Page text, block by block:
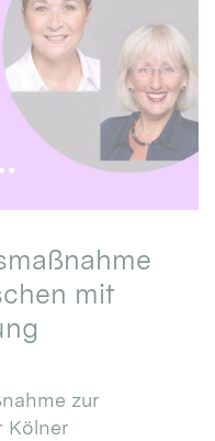
mit
zur
Kölner